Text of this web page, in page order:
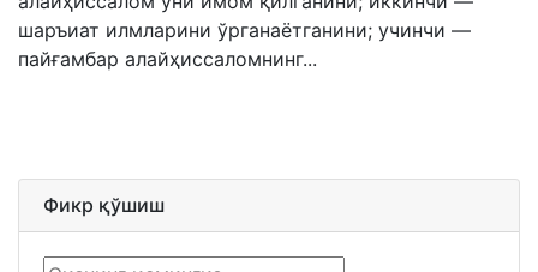
шаръиат илмларини ўрганаётганини; учинчи —
пайғамбар алайҳиссаломнинг...
Фикр қўшиш